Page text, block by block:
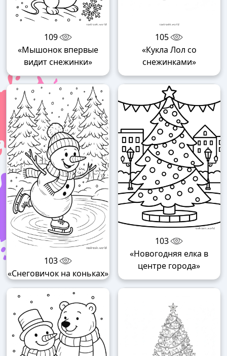
109
«Мышонок впервые
видит снежинки»
105
«Кукла Лол со
снежинками»
103
«Снеговичок на коньках»
103
«Новогодняя елка в
центре города»